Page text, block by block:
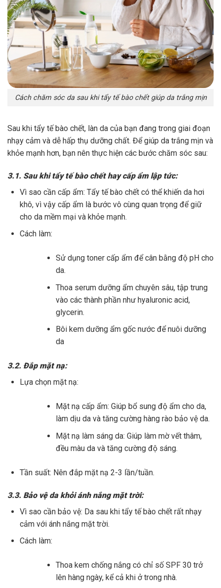
Cách chăm sóc da sau khi tẩy tế bào chết giúp da trắng mịn
Sau khi tẩy tế bào chết, làn da của bạn đang trong giai đoạn
nhạy cảm và dễ hấp thụ dưỡng chất. Để giúp da trắng mịn và
khỏe mạnh hơn, bạn nên thực hiện các bước chăm sóc sau:
3.1. Sau khi tẩy tế bào chết hay cấp ẩm lập tức:
Vì sao cần cấp ẩm: Tẩy tế bào chết có thể khiến da hơi
khô, vì vậy cấp ẩm là bước vô cùng quan trọng để giữ
cho da mềm mại và khỏe mạnh.
Cách làm:
Sử dụng toner cấp ẩm để cân bằng độ pH cho
da.
Thoa serum dưỡng ẩm chuyên sâu, tập trung
vào các thành phần như hyaluronic acid,
glycerin.
Bôi kem dưỡng ẩm gốc nước để nuôi dưỡng
da
3.2. Đắp mặt nạ:
Lựa chọn mặt nạ:
Mặt nạ cấp ẩm: Giúp bổ sung độ ẩm cho da,
làm dịu da và tăng cường hàng rào bảo vệ da.
Mặt nạ làm sáng da: Giúp làm mờ vết thâm,
đều màu da và tăng cường độ sáng.
Tần suất: Nên đắp mặt nạ 2-3 lần/tuần.
3.3. Bảo vệ da khỏi ánh nắng mặt trời:
Vì sao cần bảo vệ: Da sau khi tẩy tế bào chết rất nhạy
cảm với ánh nắng mặt trời.
Cách làm:
Thoa kem chống nắng có chỉ số SPF 30 trở
lên hàng ngày, kể cả khi ở trong nhà.